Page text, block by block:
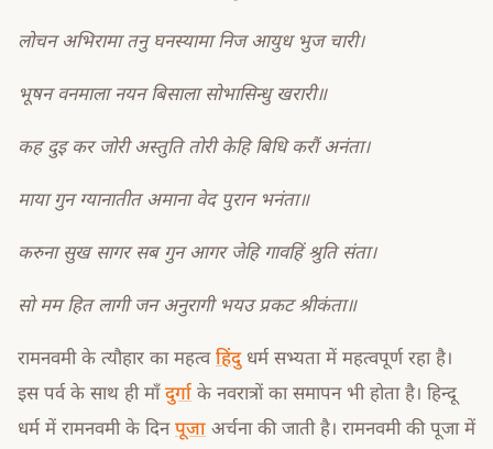
लोचन अभिरामा तनु घनस्यामा निज आयुध भुज चारी।
भूषन वनमाला नयन बिसाला सोभासिन्धु खरारी॥
कह दुइ कर जोरी अस्तुति तोरी केहि बिधि करौं अनंता।
माया गुन ग्यानातीत अमाना वेद पुरान भनंता॥
करुना सुख सागर सब गुन आगर जेहि गावहिं श्रुति संता।
सो मम हित लागी जन अनुरागी भयउ प्रकट श्रीकंता॥
रामनवमी के त्यौहार का महत्व हिंदुधर्म सभ्यता में महत्वपूर्ण रहा है।
इस पर्व के साथ ही माँ दुर्गा के नवरात्रों का समापन भी होता है। हिन्दू
धर्म में रामनवमी के दिन पूजा अर्चना की जाती है। रामनवमी की पूजा में